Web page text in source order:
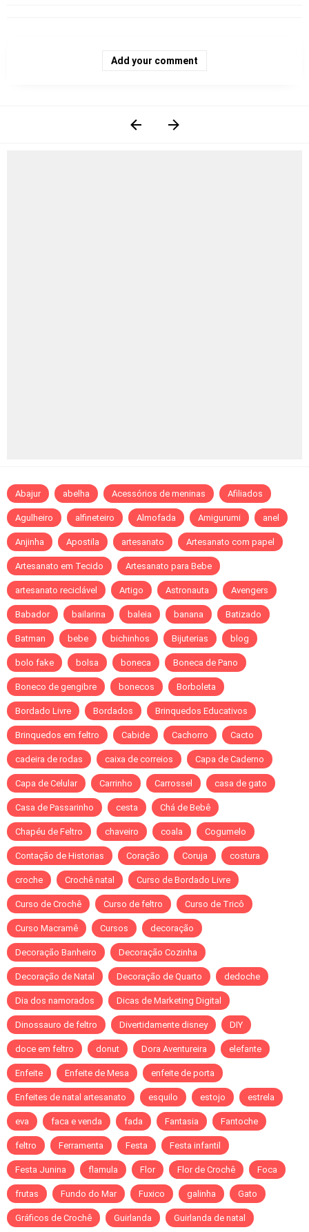
Add your comment
Abajur abelha Acessórios de meninas Afiliados
Agulheiro alfineteiro Almofada Amigurumi anel
Anjinha Apostila artesanato Artesanato com papel
Artesanato em Tecido Artesanato para Bebe
artesanato reciclável Artigo Astronauta Avengers
Babador bailarina baleia banana Batizado
Batman bebe bichinhos Bijuterias blog
bolo fake bolsa boneca Boneca de Pano
Boneco de gengibre bonecos Borboleta
Bordado Livre Bordados Brinquedos Educativos
Brinquedos em feltro Cabide Cachorro Cacto
cadeira de rodas caixa de correios Capa de Caderno
Capa de Celular Carrinho Carrossel casa de gato
Casa de Passarinho cesta Chá de Bebê
Chapéu de Feltro chaveiro coala Cogumelo
Contação de Historias Coração Coruja costura
croche Crochê natal Curso de Bordado Livre
Curso de Crochê Curso de feltro Curso de Tricô
Curso Macramê Cursos decoração
Decoração Banheiro Decoração Cozinha
Decoração de Natal Decoração de Quarto dedoche
Dia dos namorados Dicas de Marketing Digital
Dinossauro de feltro Divertidamente disney DIY
doce em feltro donut Dora Aventureira elefante
Enfeite Enfeite de Mesa enfeite de porta
Enfeites de natal artesanato esquilo estojo estrela
eva faca e venda fada Fantasia Fantoche
feltro Ferramenta Festa Festa infantil
Festa Junina flamula Flor Flor de Crochê Foca
frutas Fundo do Mar Fuxico galinha Gato
Gráficos de Crochê Guirlanda Guirlanda de natal